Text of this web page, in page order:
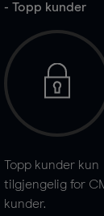
- Topp kunder
Topp kunder kun
tilgjengelig for
kunder.